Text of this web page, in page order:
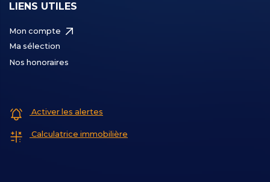
LIENS UTILES
Mon compte
Ma sélection
Nos honoraires
Activer les alertes
Calculatrice immobilière